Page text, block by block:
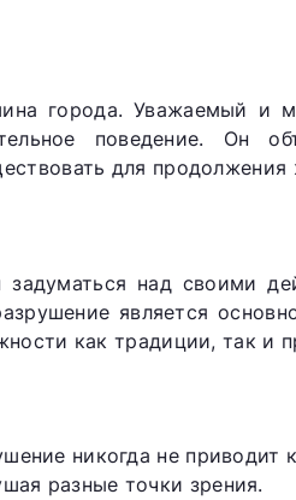
города. Уважаемый и
поведение. Он
для продолжения
над своими
является
как традиции, так и
никогда не приводит
разные точки зрения.